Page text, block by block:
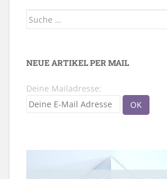
Suche
NEUE ARTIKEL PER MAIL
Deine Mailadresse: